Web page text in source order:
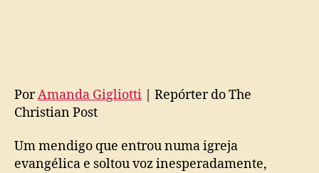
(Vídeo)
PorAmanda Gigliotti | Repórter do The
Christian Post
Um mendigo que entrou numa igreja
evangélica e soltou voz inesperadamente,